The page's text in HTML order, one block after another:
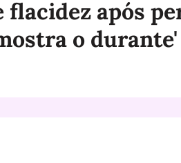
flacidez após
o durante'